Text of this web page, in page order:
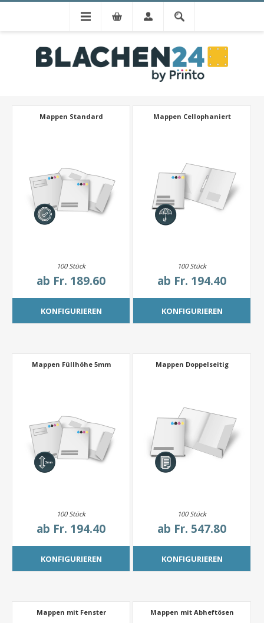
BELIEBTESTE PRÄSENTATIONSMAPPEN
ZUM KONFIGURATOR )
Mappen Standard
100 Stück
ab Fr. 189.60
KONFIGURIEREN
Mappen Cellophaniert
100 Stück
ab Fr. 194.40
KONFIGURIEREN
Mappen Füllhöhe 5mm
100 Stück
ab Fr. 194.40
KONFIGURIEREN
Mappen Doppelseitig
100 Stück
ab Fr. 547.80
KONFIGURIEREN
Mappen mit Fenster Mappen mit Abheftösen